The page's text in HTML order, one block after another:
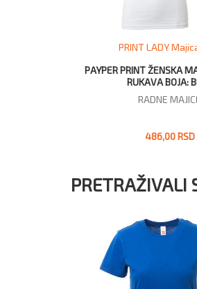
PRINT LADY
PAYPER PRINT ŽENSKA
RUKAVA BOJA:
RADNE
486,00 RSD
PRETRAŽIVALI